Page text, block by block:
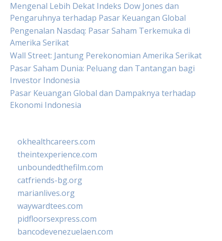
Mengenal Lebih Dekat Indeks Dow Jones dan
Pengaruhnya terhadap Pasar Keuangan Global
Pengenalan Nasdaq: Pasar Saham Terkemuka di
Amerika Serikat
Wall Street: Jantung Perekonomian Amerika Serikat
Pasar Saham Dunia: Peluang dan Tantangan bagi
Investor Indonesia
Pasar Keuangan Global dan Dampaknya terhadap
Ekonomi Indonesia
okhealthcareers.com
theintexperience.com
unboundedthefilm.com
catfriends-bg.org
marianlives.org
waywardtees.com
pidfloorsexpress.com
bancodevenezuelaen.com